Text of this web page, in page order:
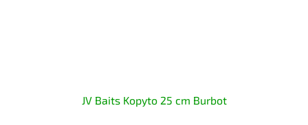
JV Baits Kopyto 25 cm Burbot